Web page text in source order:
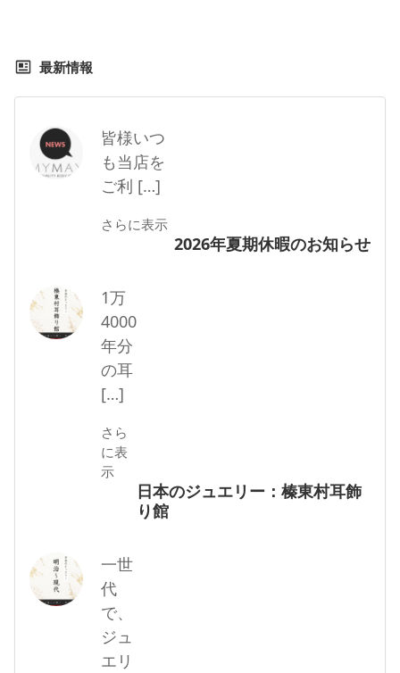
最新情報
2026年夏期休暇のお知らせ
皆様いつ
も当店を
ご利 […]
さらに表示
日本のジュエリー：榛東村耳飾
り館
1万
4000
年分
の耳
[…]
さら
に表
示
一世
代
で、
ジュ
エリ